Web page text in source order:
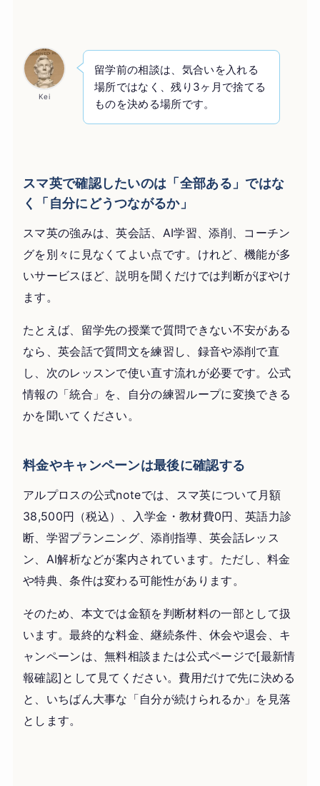
Kei
留学前の相談は、気合いを入れる
場所ではなく、残り3ヶ月で捨てる
ものを決める場所です。
スマ英で確認したいのは「全部ある」ではな
く「自分にどうつながるか」
スマ英の強みは、英会話、AI学習、添削、コーチン
グを別々に見なくてよい点です。けれど、機能が多
いサービスほど、説明を聞くだけでは判断がぼやけ
ます。
たとえば、留学先の授業で質問できない不安がある
なら、英会話で質問文を練習し、録音や添削で直
し、次のレッスンで使い直す流れが必要です。公式
情報の「統合」を、自分の練習ループに変換できる
かを聞いてください。
料金やキャンペーンは最後に確認する
アルプロスの公式noteでは、スマ英について月額
38,500円（税込）、入学金・教材費0円、英語力診
断、学習プランニング、添削指導、英会話レッス
ン、AI解析などが案内されています。ただし、料金
や特典、条件は変わる可能性があります。
そのため、本文では金額を判断材料の一部として扱
います。最終的な料金、継続条件、休会や退会、キ
ャンペーンは、無料相談または公式ページで[最新情
報確認]として見てください。費用だけで先に決める
と、いちばん大事な「自分が続けられるか」を見落
とします。